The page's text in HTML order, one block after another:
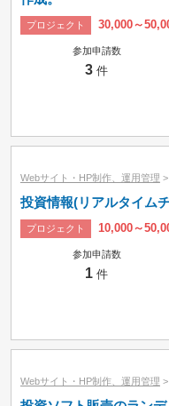
プロジェクト 30,000～
参加申請数
3 件
Webサイト・HP制作、運用管理 >
投資情報(リアルタイム
プロジェクト 10,000～
参加申請数
1 件
Webサイト・HP制作、運用管理 >